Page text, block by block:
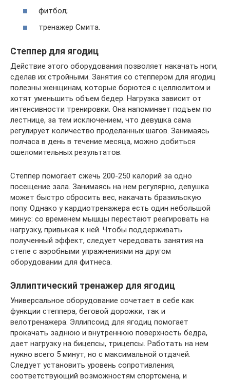
фитбол;
тренажер Смита.
Степпер для ягодиц
Действие этого оборудования позволяет накачать ноги,
сделав их стройными. Занятия со степпером для ягодиц
полезны женщинам, которые борются с целлюлитом и
хотят уменьшить объем бедер. Нагрузка зависит от
интенсивности тренировки. Она напоминает подъем по
лестнице, за тем исключением, что девушка сама
регулирует количество проделанных шагов. Занимаясь
полчаса в день в течение месяца, можно добиться
ошеломительных результатов.
Степпер помогает сжечь 200-250 калорий за одно
посещение зала. Занимаясь на нем регулярно, девушка
может быстро сбросить вес, накачать бразильскую
попу. Однако у кардиотренажера есть один небольшой
минус: со временем мышцы перестают реагировать на
нагрузку, привыкая к ней. Чтобы поддерживать
полученный эффект, следует чередовать занятия на
степе с аэробными упражнениями на другом
оборудовании для фитнеса.
Эллиптический тренажер для ягодиц
Универсальное оборудование сочетает в себе как
функции степпера, беговой дорожки, так и
велотренажера. Эллипсоид для ягодиц помогает
прокачать заднюю и внутреннюю поверхность бедра,
дает нагрузку на бицепсы, трицепсы. Работать на нем
нужно всего 5 минут, но с максимальной отдачей.
Следует установить уровень сопротивления,
соответствующий возможностям спортсмена, и